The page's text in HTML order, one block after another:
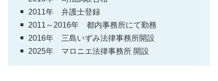
2011年 弁護士登録
2011～2016年 都内事務所にて勤務
2016年 三島いずみ法律事務所開設
2025年 マロニエ法律事務所 開設